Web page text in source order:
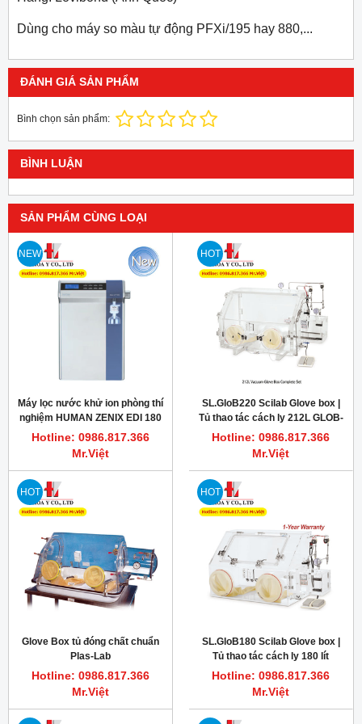
Dùng cho máy so màu tự động PFXi/195 hay 880,...
ĐÁNH GIÁ SẢN PHẨM
Bình chọn sản phẩm:
BÌNH LUẬN
SẢN PHẨM CÙNG LOẠI
NEW
Máy lọc nước khử ion phòng thí
nghiệm HUMAN ZENIX EDI 180
Hotline: 0986.817.366
Mr.Việt
HOT
SL.GloB220 Scilab Glove box |
Tủ thao tác cách ly 212L GLOB-
S220
Hotline: 0986.817.366
Mr.Việt
HOT
Glove Box tủ đóng chất chuẩn
Plas-Lab
Hotline: 0986.817.366
Mr.Việt
HOT
SL.GloB180 Scilab Glove box |
Tủ thao tác cách ly 180 lít
GLOB-S180
Hotline: 0986.817.366
Mr.Việt